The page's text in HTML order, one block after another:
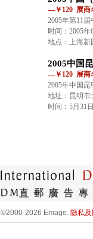
—￥120 展商
2005年第11
时间：2005年
地点：上海新
2005中国
—￥120 展商
2005年中国
地址：昆明市
时间：5月31
©2000-2026 Emage. 隐私